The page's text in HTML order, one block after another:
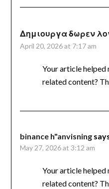
Δημιουργα δωρεν
April 20, 2026 at 7:17 am
Your article helped
related content?
binance h"anvisning
May 27, 2026 at 3:12 am
Your article helped
related content?